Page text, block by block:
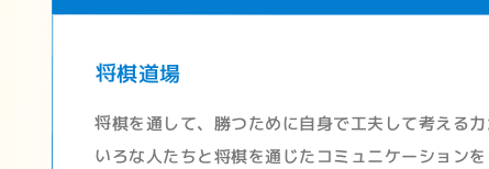
将棋道場
将棋を通して、勝つために自身で工夫して考える
いろな人たちと将棋を通じたコミュニケーション